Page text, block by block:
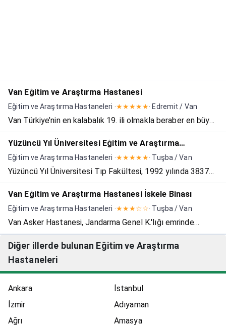
Van Eğitim ve Araştırma Hastanesi
Eğitim ve Araştırma Hastaneleri ·★★★★★· Edremit / Van
Van Türkiye’nin en kalabalık 19. ili olmakla beraber en büyük
6. şehridir. Aynı zamanda Türkiye’nin ve Dünyanın en büyük
sodalı gölü olan Van gölünü de içinde barındırmaktadır. Van
tarih doğa ve kültür turizmi bakımından...
Yüzüncü Yıl Üniversitesi Eğitim ve Araştırma
Hastanesi
Eğitim ve Araştırma Hastaneleri ·★★★★★· Tuşba / Van
Yüzüncü Yıl Üniversitesi Tıp Fakültesi, 1992 yılında 3837
Sayılı Kanun ile kurulmuş olup, ilk öğrencilerini 1995 yılında
almış, ilk mezunlarını ise 2001 yılında vermiş
bulunmaktadır. 32000 metrekare kapalı alana ve 550 y...
Van Eğitim ve Araştırma Hastanesi İskele Binası
Eğitim ve Araştırma Hastaneleri ·★★★☆☆· Tuşba / Van
Van Asker Hastanesi, Jandarma Genel K.'lığı emrinde
hizmet vermekte iken, TSK sağlık sisteminin yeniden
yapılandırılması çalışmaları kapsamında; 17 Ekim 2005
tarihinde TSK Sağlık Hizmetleri Komutanlığına
Diğer illerde bulunan Eğitim ve Araştırma
Hastaneleri
Ankara
İstanbul
İzmir
Adıyaman
Ağrı
Amasya